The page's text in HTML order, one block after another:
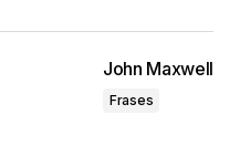
John Maxwell
Frases